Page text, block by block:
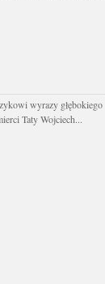
wyrazy głębokiego
Taty Wojciech...